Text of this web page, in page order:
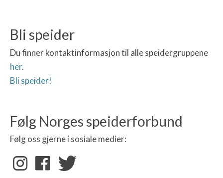
Bli speider
Du finner kontaktinformasjon til alle speidergruppene
her.
Bli speider!
Følg Norges speiderforbund
Følg oss gjerne i sosiale medier: